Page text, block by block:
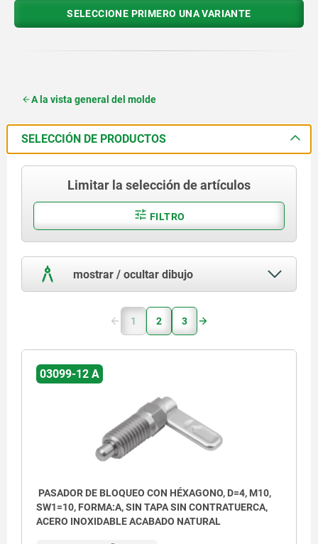
SELECCIONE PRIMERO UNA VARIANTE
A la vista general del molde
SELECCIÓN DE PRODUCTOS
Limitar la selección de artículos
FILTRO
mostrar / ocultar dibujo
1 2 3
03099-12 A
PASADOR DE BLOQUEO CON HÉXAGONO, D=4, M10,
SW1=10, FORMA:A, SIN TAPA SIN CONTRATUERCA,
ACERO INOXIDABLE ACABADO NATURAL